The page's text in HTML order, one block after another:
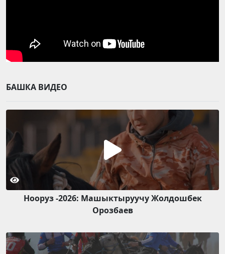
БАШКА ВИДЕО
Нооруз -2026: Машыктыруучу Жолдошбек
Орозбаев